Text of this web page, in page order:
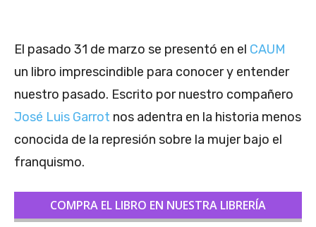
El pasado 31 de marzo se presentó en el CAUM
un libro imprescindible para conocer y entender
nuestro pasado. Escrito por nuestro compañero
José Luis Garrot nos adentra en la historia menos
conocida de la represión sobre la mujer bajo el
franquismo.
COMPRA EL LIBRO EN NUESTRA LIBRERÍA